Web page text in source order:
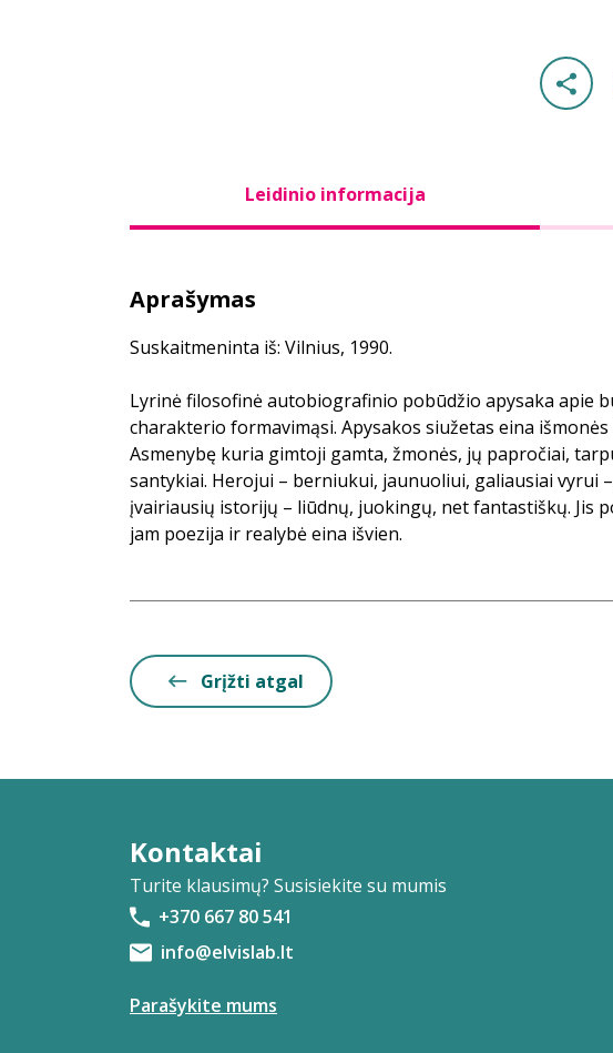
Leidinio informacija
Aprašymas
Suskaitmeninta iš: Vilnius, 1990.
Lyrinė filosofinė autobiografinio pobūdžio apysaka apie
charakterio formavimąsi. Apysakos siužetas eina
Asmenybę kuria gimtoji gamta, žmonės, jų papročiai,
santykiai. Herojui – berniukui, jaunuoliui, galiausiai vyrui
įvairiausių istorijų – liūdnų, juokingų, net fantastiškų. Jis
jam poezija ir realybė eina išvien.
Grįžti atgal
Kontaktai
Turite klausimų? Susisiekite su mumis
+370 667 80 541
info@elvislab.lt
Parašykite mums